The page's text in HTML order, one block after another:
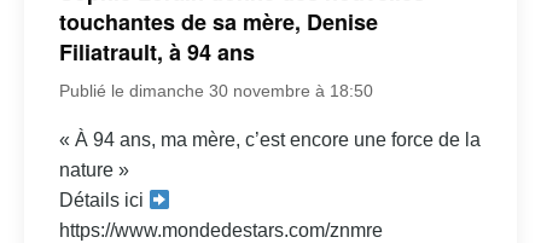
touchantes de sa mère, Denise
Filiatrault, à 94 ans
Publié le dimanche 30 novembre à 18:50
« À 94 ans, ma mère, c’est encore une force de la
nature »
Détails ici
https://www.mondedestars.com/znmre